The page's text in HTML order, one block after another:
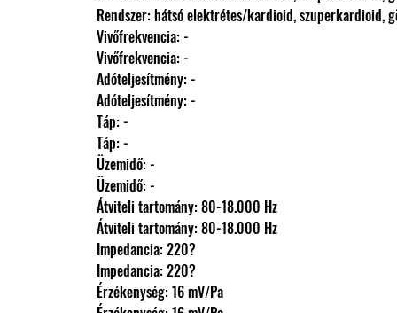
Rendszer: hátsó elektrétes/kardioid,
                Vivőfrekvencia: -
                Vivőfrekvencia: -
                Adóteljesítmény: -
                Adóteljesítmény: -
                Táp: -
                Táp: -
                Üzemidő: -
                Üzemidő: -
                Átviteli tartomány: 80-18.000 Hz
                Átviteli tartomány: 80-18.000 Hz
                Impedancia: 220?
                Impedancia: 220?
                Érzékenység: 16 mV/Pa